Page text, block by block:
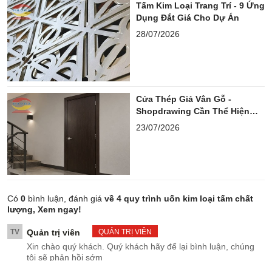
Tấm Kim Loại Trang Trí - 9 Ứng
Dụng Đắt Giá Cho Dự Án
28/07/2026
Cửa Thép Giả Vân Gỗ -
Shopdrawing Cần Thể Hiện
Những Gì?
23/07/2026
Có 0 bình luận, đánh giá về 4 quy trình uốn kim loại tấm chất
lượng, Xem ngay!
TV Quản trị viên QUẢN TRỊ VIÊN
Xin chào quý khách. Quý khách hãy để lại bình luận, chúng
tôi sẽ phản hồi sớm